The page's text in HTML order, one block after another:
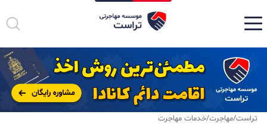
تراست/مهاجرت/خدمات مهاجرت